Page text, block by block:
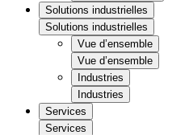
Solutions industrielles
Solutions industrielles
Vue d’ensemble
Vue d’ensemble
Industries
Industries
Services
Services